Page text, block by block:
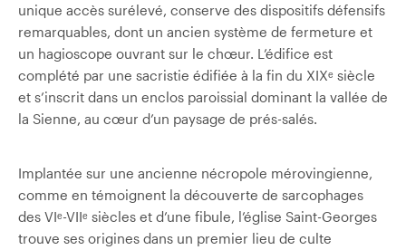
unique accès surélevé, conserve des dispositifs défensifs
remarquables, dont un ancien système de fermeture et
un hagioscope ouvrant sur le chœur. L’édifice est
complété par une sacristie édifiée à la fin du XIXᵉ siècle
et s’inscrit dans un enclos paroissial dominant la vallée de
la Sienne, au cœur d’un paysage de prés-salés.
Implantée sur une ancienne nécropole mérovingienne,
comme en témoignent la découverte de sarcophages
des VIᵉ-VIIᵉ siècles et d’une fibule, l’église Saint-Georges
trouve ses origines dans un premier lieu de culte